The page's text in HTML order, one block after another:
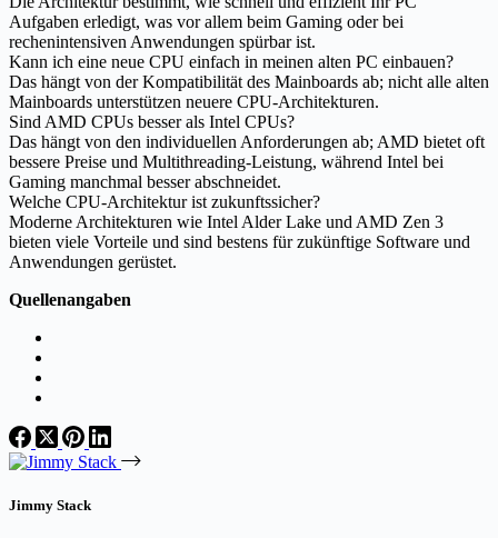
Aufgaben erledigt, was vor allem beim Gaming oder bei
rechenintensiven Anwendungen spürbar ist.
Kann ich eine neue CPU einfach in meinen alten PC einbauen?
Das hängt von der Kompatibilität des Mainboards ab; nicht alle alten
Mainboards unterstützen neuere CPU-Architekturen.
Sind AMD CPUs besser als Intel CPUs?
Das hängt von den individuellen Anforderungen ab; AMD bietet oft
bessere Preise und Multithreading-Leistung, während Intel bei
Gaming manchmal besser abschneidet.
Welche CPU-Architektur ist zukunftssicher?
Moderne Architekturen wie Intel Alder Lake und AMD Zen 3
bieten viele Vorteile und sind bestens für zukünftige Software und
Anwendungen gerüstet.
Quellenangaben
Jimmy Stack